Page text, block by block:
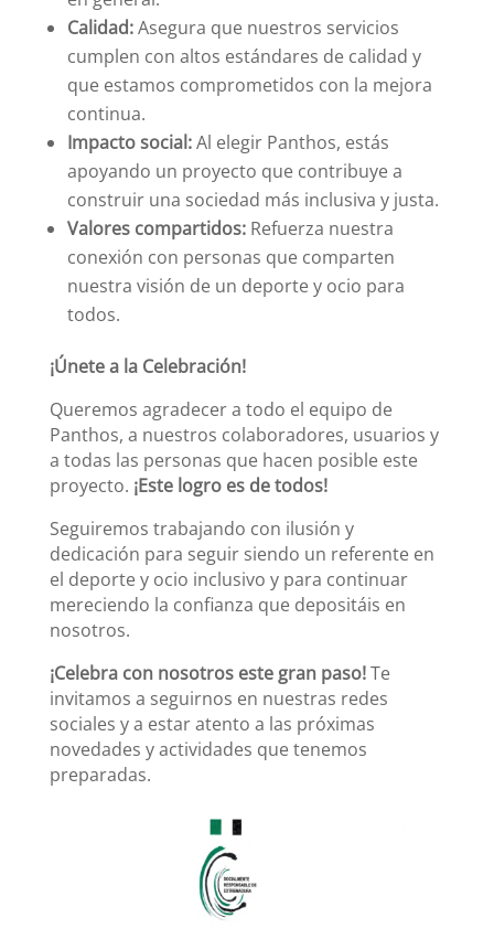
Calidad:Asegura que nuestros servicios
cumplen con altos estándares de calidad y
que estamos comprometidos con la mejora
continua.
Impacto social:Al elegir Panthos, estás
apoyando un proyecto que contribuye a
construir una sociedad más inclusiva y justa.
Valores compartidos:Refuerza nuestra
conexión con personas que comparten
nuestra visión de un deporte y ocio para
todos.
¡Únete a la Celebración!
Queremos agradecer a todo el equipo de
Panthos, a nuestros colaboradores, usuarios y
a todas las personas que hacen posible este
proyecto. ¡Este logro es de todos!
Seguiremos trabajando con ilusión y
dedicación para seguir siendo un referente en
el deporte y ocio inclusivo y para continuar
mereciendo la confianza que depositáis en
nosotros.
¡Celebra con nosotros este gran paso!Te
invitamos a seguirnos en nuestras redes
sociales y a estar atento a las próximas
novedades y actividades que tenemos
preparadas.